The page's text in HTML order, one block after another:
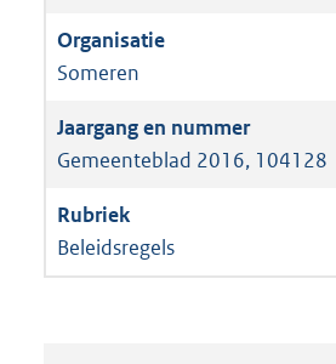
Someren
Gemeenteblad 2016, 104128
Beleidsregels